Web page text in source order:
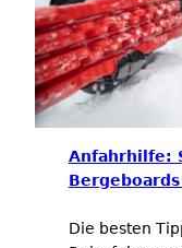
Anfahrhilfe:
Die besten